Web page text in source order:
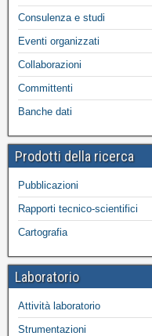
Consulenza e studi
Eventi organizzati
Collaborazioni
Committenti
Banche dati
Prodotti della ricerca
Pubblicazioni
Rapporti tecnico-scientifici
Cartografia
Laboratorio
Attività laboratorio
Strumentazioni